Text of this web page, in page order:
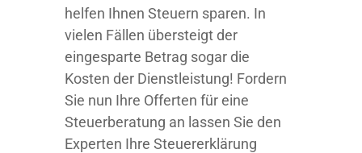
helfen Ihnen Steuern sparen. In
vielen Fällen übersteigt der
eingesparte Betrag sogar die
Kosten der Dienstleistung! Fordern
Sie nun Ihre Offerten für eine
Steuerberatung an lassen Sie den
Experten Ihre Steuererklärung